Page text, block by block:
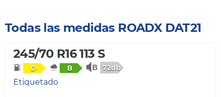
Todas las medidas ROADX DAT21
245/70 R16 113 S
D B 72db
Etiquetado